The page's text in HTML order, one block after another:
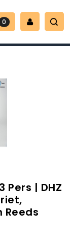
0
Pers | DHZ
Reeds